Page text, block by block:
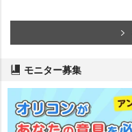
モニター募集